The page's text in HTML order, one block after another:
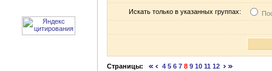
Искать только в указанных группах:
Страницы: 4 5 6 7 8 9 10 11 12